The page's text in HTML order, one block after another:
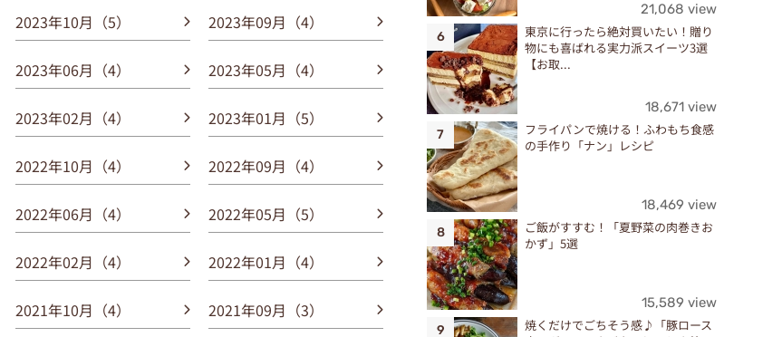
2023年10月（5） 2023年09月（4）
2023年06月（4） 2023年05月（4）
2023年02月（4） 2023年01月（5）
2022年10月（4） 2022年09月（4）
2022年06月（4） 2022年05月（5）
2022年02月（4） 2022年01月（4）
2021年10月（4） 2021年09月（3）
21,068 view
東京に行ったら絶対買いたい！贈り
物にも喜ばれる実力派スイーツ3選
【お取...
18,671 view
フライパンで焼ける！ふわもち食感
の手作り「ナン」レシピ
18,469 view
ご飯がすすむ！「夏野菜の肉巻きお
かず」5選
15,589 view
焼くだけでごちそう感♪「豚ロース